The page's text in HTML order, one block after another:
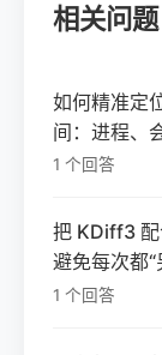
相关问题
如何精准定
间：进程、
1 个回答
把 KDiff3
避免每次都“
1 个回答